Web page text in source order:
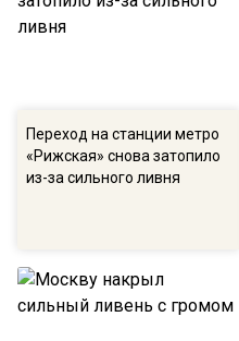
Переход на станции метро
«Рижская» снова затопило
из-за сильного ливня